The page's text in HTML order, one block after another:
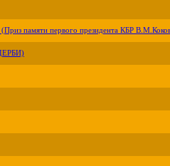
памяти первого президента КБР